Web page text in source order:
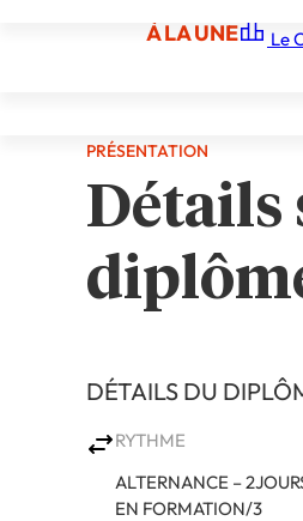
À LA UNE Le
PRÉSENTATION
Détails
DÉTAILS DU
RYTHME
ALTERNANCE –
EN FORMATION/3